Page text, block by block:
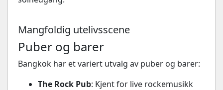
Mangfoldig utelivsscene
Puber og barer
Bangkok har et variert utvalg av puber og barer:
The Rock Pub: Kjent for live rockemusikk